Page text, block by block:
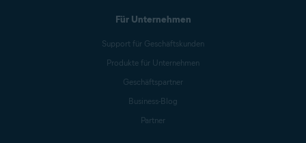
Für Unternehmen
Support für Geschäftskunden
Produkte für Unternehmen
Geschäftspartner
Business-Blog
Partner